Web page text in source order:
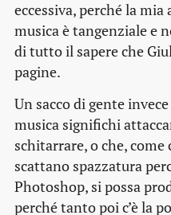
eccessiva, perché la
musica è tangenziale e
di tutto il sapere che
pagine.
Un sacco di gente
musica significhi
schitarrare, o che,
scattano spazzatura
Photoshop, si possa
perché tanto poi c’è la